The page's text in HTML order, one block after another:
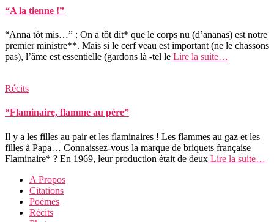
“A la tienne !”
“Anna tôt mis…” : On a tôt dit* que le corps nu (d’ananas) est notre
premier ministre**. Mais si le cerf veau est important (ne le chassons
pas), l’âme est essentielle (gardons là -tel le Lire la suite…
Récits
“Flaminaire, flamme au père”
Il y a les filles au pair et les flaminaires ! Les flammes au gaz et les
filles à Papa… Connaissez-vous la marque de briquets française
Flaminaire* ? En 1969, leur production était de deux Lire la suite…
A Propos
Citations
Poèmes
Récits